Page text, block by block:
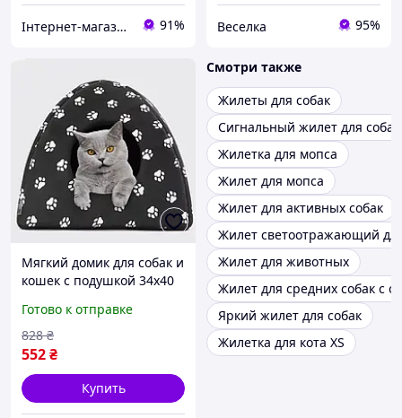
Інтернет-магазин Mike Shop of Home 91% Веселка 95%
Мягкий домик для собак и
кошек с подушкой 34x40
домашних животных
FLAME
Готово к отправке
552₴
828 ₴
Купить
Смотри также
Жилеты для собак
Сигнальный жилет для
Жилетка для мопса
Жилет для мопса
Жилет для активных собак
Жилет светоотражающий
Жилет для животных
Жилет для средних собак с
Яркий жилет для собак
Жилетка для кота XS